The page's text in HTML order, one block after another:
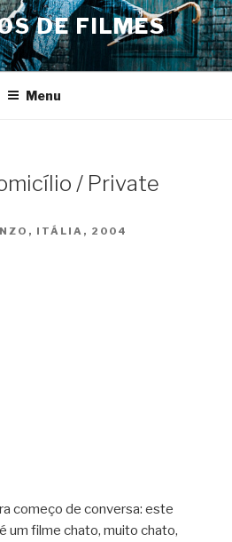
DE FILMES
Menu
/ Private
ITÁLIA, 2004
stars
começo de conversa: este
é um filme chato, muito chato,